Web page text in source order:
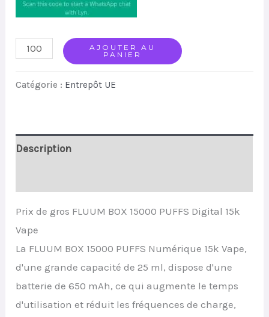
FLUUM
15000
15k
wholesale
Vape
quantity
AJOUTER AU
PANIER
Catégorie : Entrepôt UE
Description
Prix de gros FLUUM BOX 15000 PUFFS Digital 15k
Vape
La FLUUM BOX 15000 PUFFS Numérique 15k Vape,
d'une grande capacité de 25 ml, dispose d'une
batterie de 650 mAh, ce qui augmente le temps
d'utilisation et réduit les fréquences de charge,